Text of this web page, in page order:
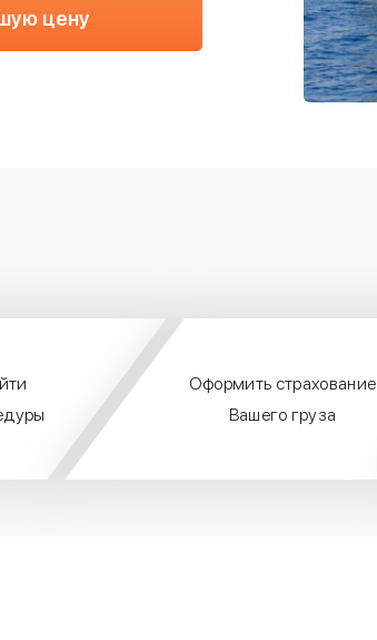
цену
Оформить страхование
Вашего груза